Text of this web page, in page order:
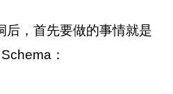
后，首先要做的事情就是
：